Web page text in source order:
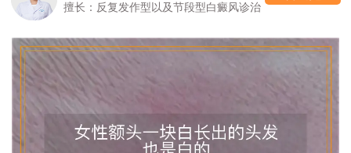
擅长：反复发作型以及节段型白癜风诊治